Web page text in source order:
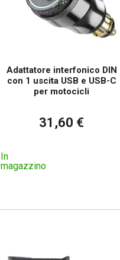
Adattatore interfonico DIN
con 1 uscita USB e USB-C
per motocicli
31,60 €
In
magazzino